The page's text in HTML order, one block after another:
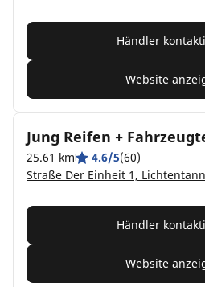
Händler
Website
Jung Reifen +
25.61 km 4.6/5(60)
Straße Der Einheit 1,
Händler
Website